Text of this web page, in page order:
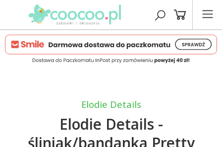
Elodie Details
Elodie Details -
śliniak/bandanka Pretty